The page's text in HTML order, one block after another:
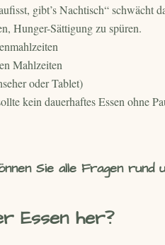
gibt’s Nachtisch“ schwächt
Hunger-Sättigung zu spüren.
Mahlzeiten
oder Tablet)
kein dauerhaftes Essen ohne
Sie alle Fragen
Essen her?